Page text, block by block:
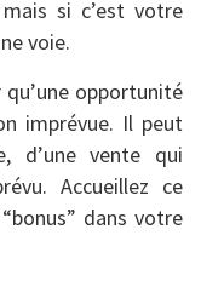
si c’est votre
voie.
opportunité
imprévue. Il peut
d’une vente qui
Accueillez ce
dans votre